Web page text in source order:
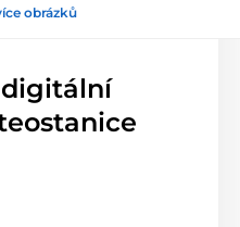
obrázků
digitální